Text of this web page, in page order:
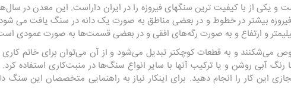
و یکی از با کیفیت ترین سنگهای فیروزه را در ایران داراست. این معدن در
فیروزه بیشتر در خطوط و در بعضی مناطق به صورت یک دانه در سنگ یافت می
و ارتفاع و به صورت رگه‌های افقی و در بعضی قسمت‌ها به صورت عمودی
می‌شکنند و به قطعات کوچکتر تبدیل می‌شود و از آن می‌توان برای خاتم کاری
آبی روشن و یا ترکیب آنها با سایر انواع سنگ‌ها در منبت‌کاری استفاده
این کار را انجام دهید. برای اینکار نیاز به راهنمایی متخصصان این سنگ